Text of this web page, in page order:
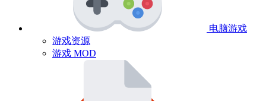
电脑游戏
游戏资源
游戏 MOD